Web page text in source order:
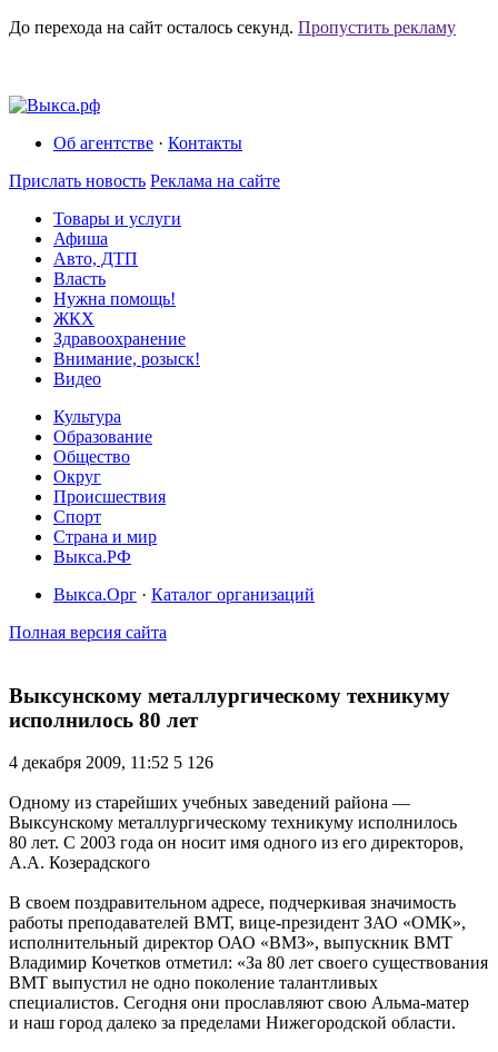
До перехода на сайт осталось секунд. Пропустить рекламу
Об агентстве · Контакты
Прислать новость Реклама на сайте
Товары и услуги
Афиша
Авто, ДТП
Власть
Нужна помощь!
ЖКХ
Здравоохранение
Внимание, розыск!
Видео
Культура
Образование
Общество
Округ
Происшествия
Спорт
Страна и мир
Выкса.РФ
Выкса.Орг · Каталог организаций
Полная версия сайта
Выксунскому металлургическому техникуму
исполнилось 80 лет
4 декабря 2009, 11:52 5 126
Одному из старейших учебных заведений района —
Выксунскому металлургическому техникуму исполнилось
80 лет. С 2003 года он носит имя одного из его директоров,
А.А. Козерадского
В своем поздравительном адресе, подчеркивая значимость
работы преподавателей ВМТ, вице-президент ЗАО «ОМК»,
исполнительный директор ОАО «ВМЗ», выпускник ВМТ
Владимир Кочетков отметил: «За 80 лет своего существования
ВМТ выпустил не одно поколение талантливых
специалистов. Сегодня они прославляют свою Альма-матер
и наш город далеко за пределами Нижегородской области.